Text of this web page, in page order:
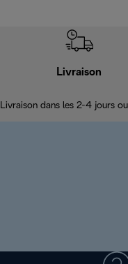
Livraison
Livraison dans les 2-4 jours